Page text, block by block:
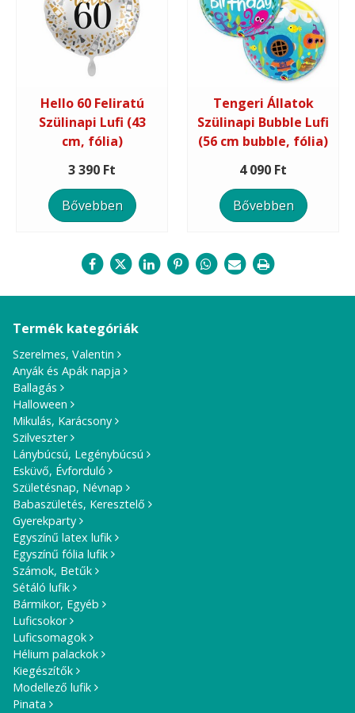
Hello 60 Feliratú
Szülinapi Lufi (43
cm, fólia)
3 390 Ft
Bővebben
Tengeri Állatok
Szülinapi Bubble Lufi
(56 cm bubble, fólia)
4 090 Ft
Bővebben
Termék kategóriák
Szerelmes, Valentin
Anyák és Apák napja
Ballagás
Halloween
Mikulás, Karácsony
Szilveszter
Lánybúcsú, Legénybúcsú
Esküvő, Évforduló
Születésnap, Névnap
Babaszületés, Keresztelő
Gyerekparty
Egyszínű latex lufik
Egyszínű fólia lufik
Számok, Betűk
Sétáló lufik
Bármikor, Egyéb
Luficsokor
Luficsomagok
Hélium palackok
Kiegészítők
Modellező lufik
Pinata